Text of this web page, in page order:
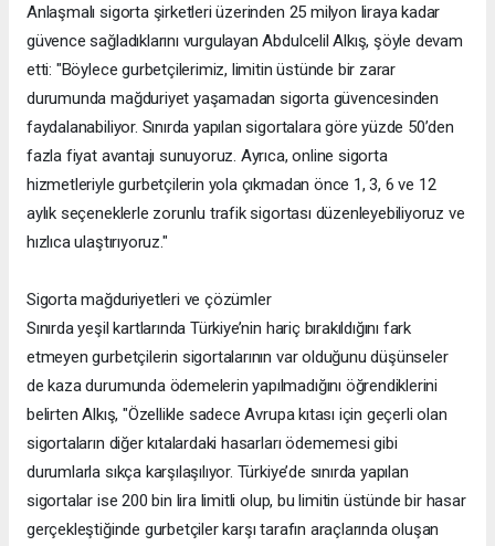
Anlaşmalı sigorta şirketleri üzerinden 25 milyon liraya kadar
güvence sağladıklarını vurgulayan Abdulcelil Alkış, şöyle devam
etti: "Böylece gurbetçilerimiz, limitin üstünde bir zarar
durumunda mağduriyet yaşamadan sigorta güvencesinden
faydalanabiliyor. Sınırda yapılan sigortalara göre yüzde 50’den
fazla fiyat avantajı sunuyoruz. Ayrıca, online sigorta
hizmetleriyle gurbetçilerin yola çıkmadan önce 1, 3, 6 ve 12
aylık seçeneklerle zorunlu trafik sigortası düzenleyebiliyoruz ve
hızlıca ulaştırıyoruz."
Sigorta mağduriyetleri ve çözümler
Sınırda yeşil kartlarında Türkiye’nin hariç bırakıldığını fark
etmeyen gurbetçilerin sigortalarının var olduğunu düşünseler
de kaza durumunda ödemelerin yapılmadığını öğrendiklerini
belirten Alkış, "Özellikle sadece Avrupa kıtası için geçerli olan
sigortaların diğer kıtalardaki hasarları ödememesi gibi
durumlarla sıkça karşılaşılıyor. Türkiye’de sınırda yapılan
sigortalar ise 200 bin lira limitli olup, bu limitin üstünde bir hasar
gerçekleştiğinde gurbetçiler karşı tarafın araçlarında oluşan